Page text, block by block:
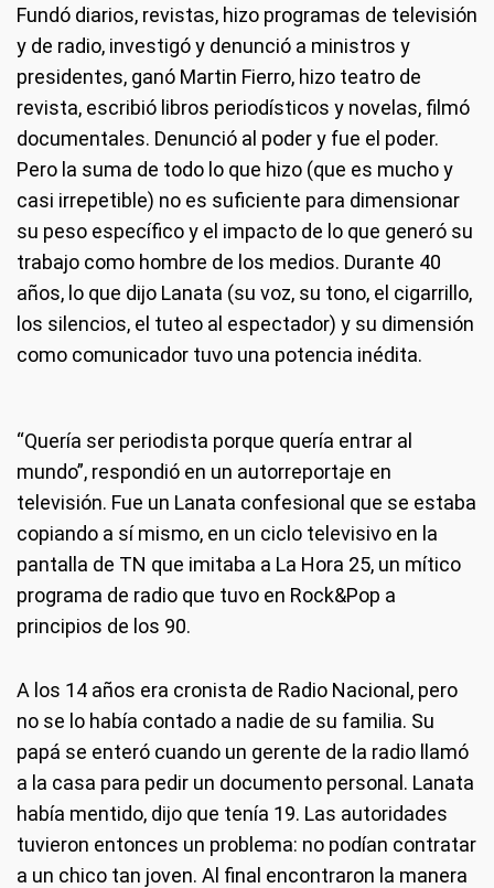
Fundó diarios, revistas, hizo programas de televisión
y de radio, investigó y denunció a ministros y
presidentes, ganó Martin Fierro, hizo teatro de
revista, escribió libros periodísticos y novelas, filmó
documentales. Denunció al poder y fue el poder.
Pero la suma de todo lo que hizo (que es mucho y
casi irrepetible) no es suficiente para dimensionar
su peso específico y el impacto de lo que generó su
trabajo como hombre de los medios. Durante 40
años, lo que dijo Lanata (su voz, su tono, el cigarrillo,
los silencios, el tuteo al espectador) y su dimensión
como comunicador tuvo una potencia inédita.
“Quería ser periodista porque quería entrar al
mundo”, respondió en un autorreportaje en
televisión. Fue un Lanata confesional que se estaba
copiando a sí mismo, en un ciclo televisivo en la
pantalla de TN que imitaba a La Hora 25, un mítico
programa de radio que tuvo en Rock&Pop a
principios de los 90.
A los 14 años era cronista de Radio Nacional, pero
no se lo había contado a nadie de su familia. Su
papá se enteró cuando un gerente de la radio llamó
a la casa para pedir un documento personal. Lanata
había mentido, dijo que tenía 19. Las autoridades
tuvieron entonces un problema: no podían contratar
a un chico tan joven. Al final encontraron la manera